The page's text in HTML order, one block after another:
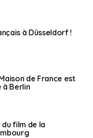
à Düsseldorf !
de France est
Berlin
film de la